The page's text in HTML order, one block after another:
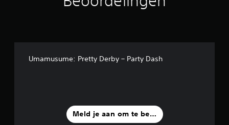
Umamusume: Pretty Derby – Party Dash
Meld je aan om te beoordelen